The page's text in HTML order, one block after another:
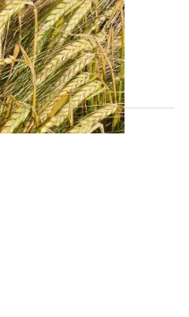
de la dernière
pour...